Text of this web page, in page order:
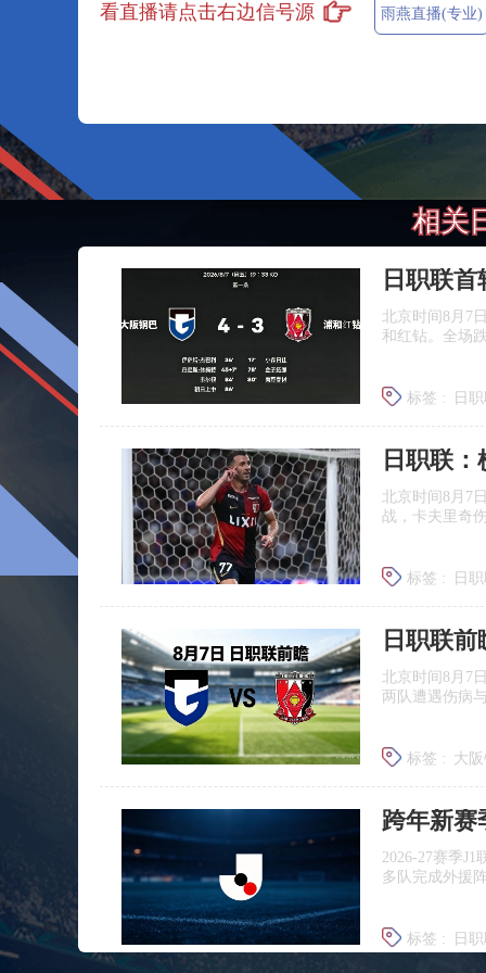
看直播请点击右边信号源 雨燕直播(专业)
相关
日职联
北京时间8月7
和红钻。全场
标签 : 日
北京时间8月7
战，卡夫里奇
标签 : 日
北京时间8月7
两队遭遇伤病
标签 : 大
浦和红钻
跨年新赛
2026‑27赛季
多队完成外援
标签 :
日